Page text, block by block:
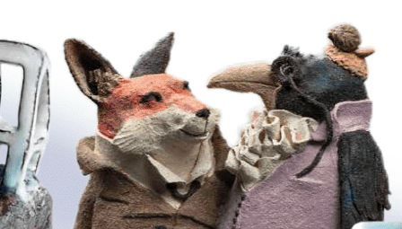
Exporter toutes les colonnes
Exporter uniquement les colonnes affichées
Menu
Ajoutez un logo, un bouton, des réseaux sociaux
Cliquez pour éditer